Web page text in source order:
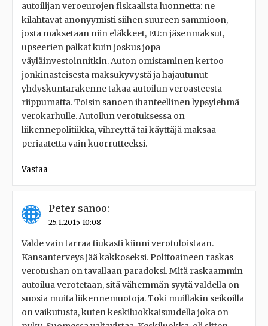
autoilijan veroeurojen fiskaalista luonnetta: ne
kilahtavat anonyymisti siihen suureen sammioon,
josta maksetaan niin eläkkeet, EU:n jäsenmaksut,
upseerien palkat kuin joskus jopa
väyläinvestoinnitkin. Auton omistaminen kertoo
jonkinasteisesta maksukyvystä ja hajautunut
yhdyskuntarakenne takaa autoilun veroasteesta
riippumatta. Toisin sanoen ihanteellinen lypsylehmä
verokarhulle. Autoilun verotuksessa on
liikennepolitiikka, vihreyttä tai käyttäjä maksaa -
periaatetta vain kuorrutteeksi.
Vastaa
Peter sanoo:
25.1.2015 10:08
Valde vain tarraa tiukasti kiinni verotuloistaan.
Kansanterveys jää kakkoseksi. Polttoaineen raskas
verotushan on tavallaan paradoksi. Mitä raskaammin
autoilua verotetaan, sitä vähemmän syytä valdella on
suosia muita liikennemuotoja. Toki muillakin seikoilla
on vaikutusta, kuten keskiluokkaisuudella joka on